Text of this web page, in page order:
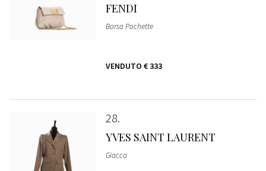
FENDI
Borsa Pochette
VENDUTO € 333
28
YVES SAINT LAURENT
Giacca